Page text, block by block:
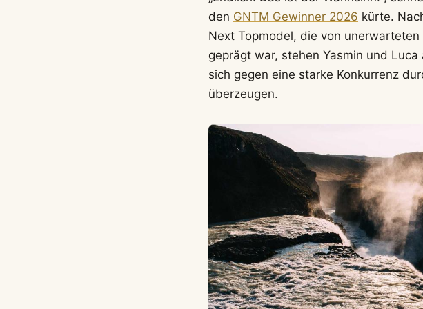
den GNTM Gewinner 2026 kürte.
Next Topmodel, die von
geprägt war, stehen Yasmin und
sich gegen eine starke Konkurrenz
überzeugen.